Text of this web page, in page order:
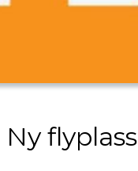
Ny flyplass